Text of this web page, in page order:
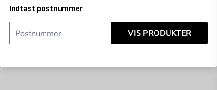
Indtast postnummer
VIS PRODUKTER
Prisgaranti